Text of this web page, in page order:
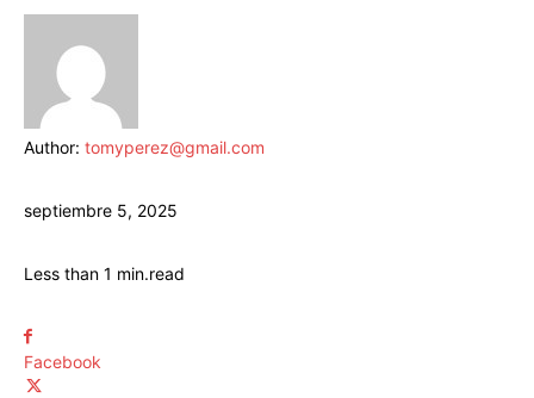
Author: tomyperez@gmail.com
septiembre 5, 2025
Less than 1 min.read
Facebook